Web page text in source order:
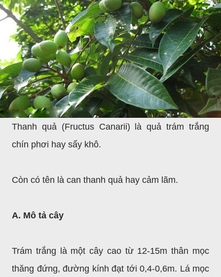
Thanh quả (Fructus Canarii) là quả trám trắng
chín phơi hay sấy khô.
Còn có tên là can thanh quả hay cảm lãm.
A. Mô tả cây
Trám trắng là một cây cao từ 12-15m thân mọc
thăng đứng, đường kính đạt tới 0,4-0,6m. Lá mọc